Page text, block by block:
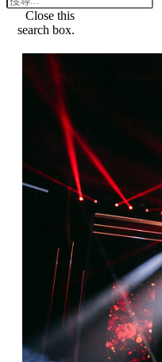
Close this
search box.